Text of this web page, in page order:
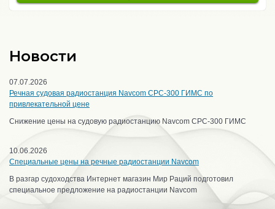
Новости
07.07.2026
Речная судовая радиостанция Navcom CPC-300 ГИМС по
привлекательной цене
Снижение цены на судовую радиостанцию Navcom CPC-300 ГИМС
10.06.2026
Специальные цены на речные радиостанции Navcom
В разгар судоходства Интернет магазин Мир Раций подготовил
специальное предложение на радиостанции Navcom